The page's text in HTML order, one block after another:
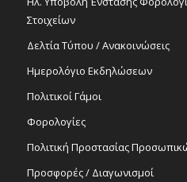
Στοιχείων
Δελτία Τύπου / Ανακοινώσεις
Ημερολόγιο Εκδηλώσεων
Πολιτικοί Γάμοι
Φορολογίες
Πολιτική Προστασίας
Προσφορές / Διαγωνισμοί